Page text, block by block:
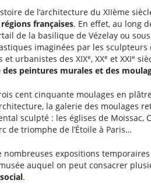
de l’architecture du XIIème
françaises. En effet, au long
de la basilique de Vézelay ou
imaginées par les
et urbanistes des XIXe, XXe et XXIe
peintures murales et des
cent cinquante moulages en
la galerie des moulages
sculpté : les églises de Moissac,
de triomphe de l’Étoile à Paris…
nombreuses expositions
auquel on peut consacrer
.